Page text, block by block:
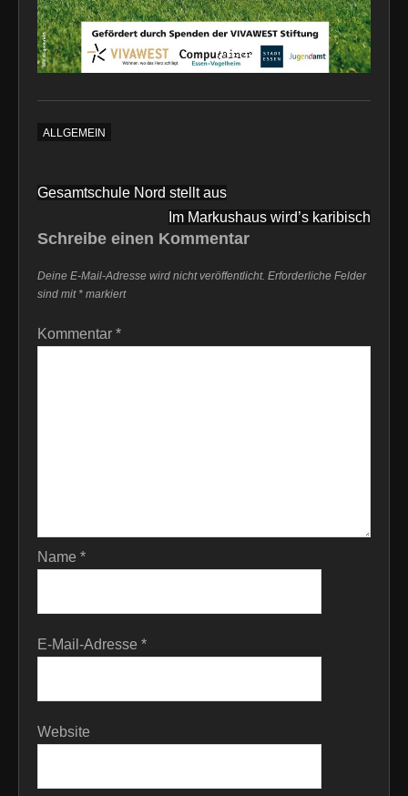
ALLGEMEIN
Beitragsnavigation
Gesamtschule Nord stellt aus
Im Markushaus wird’s karibisch
Schreibe einen Kommentar
Deine E-Mail-Adresse wird nicht veröffentlicht. Erforderliche Felder
sind mit * markiert
Kommentar *
Name *
E-Mail-Adresse *
Website